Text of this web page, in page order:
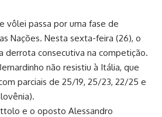
vôlei passa por uma fase de
Nações. Nesta sexta-feira (26), o
derrota consecutiva na competição.
não resistiu à Itália, que
parciais de 25/19, 25/23, 22/25 e
e o oposto Alessandro